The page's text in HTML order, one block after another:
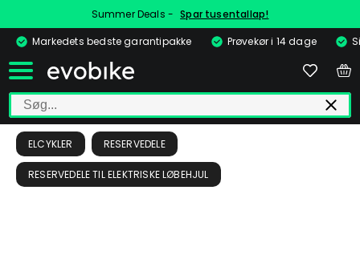
Summer Deals - Spar tusentallap!
Markedets bedste garantipakke
Prøvekør i 14 dage
ELCYKLER RESERVEDELE
RESERVEDELE TIL ELEKTRISKE LØBEHJUL